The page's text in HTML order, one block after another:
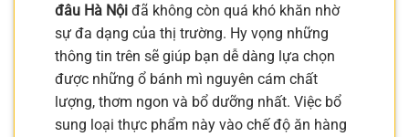
đâu Hà Nội đã không còn quá khó khăn nhờ
sự đa dạng của thị trường. Hy vọng những
thông tin trên sẽ giúp bạn dễ dàng lựa chọn
được những ổ bánh mì nguyên cám chất
lượng, thơm ngon và bổ dưỡng nhất. Việc bổ
sung loại thực phẩm này vào chế độ ăn hàng